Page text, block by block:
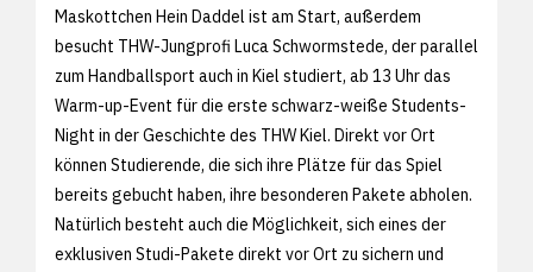
Maskottchen Hein Daddel ist am Start, außerdem
besucht THW-Jungprofi Luca Schwormstede, der parallel
zum Handballsport auch in Kiel studiert, ab 13 Uhr das
Warm-up-Event für die erste schwarz-weiße Students-
Night in der Geschichte des THW Kiel. Direkt vor Ort
können Studierende, die sich ihre Plätze für das Spiel
bereits gebucht haben, ihre besonderen Pakete abholen.
Natürlich besteht auch die Möglichkeit, sich eines der
exklusiven Studi-Pakete direkt vor Ort zu sichern und